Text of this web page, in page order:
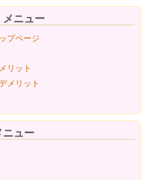
ニュー
プページ
リット
メリット
ュー